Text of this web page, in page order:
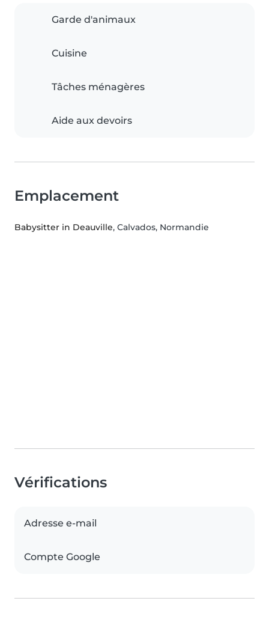
Garde d'animaux
Cuisine
Tâches ménagères
Aide aux devoirs
Emplacement
Babysitter in Deauville, Calvados, Normandie
Vérifications
Adresse e-mail
Compte Google